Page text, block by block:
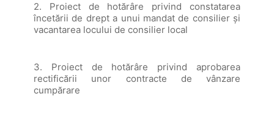
2. Proiect de hotărâre privind constatarea
încetării de drept a unui mandat de consilier și
vacantarea locului de consilier local
3. Proiect de hotărâre privind aprobarea
rectificării unor contracte de vânzare
cumpărare